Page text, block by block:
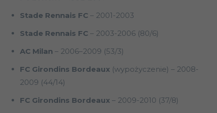
Stade Rennais FC – 2001-2003
Stade Rennais FC – 2003-2006 (80/6)
AC Milan – 2006–2009 (53/3)
FC Girondins Bordeaux (wypożyczenie) – 2008-
2009 (44/14)
FC Girondins Bordeaux – 2009-2010 (37/8)